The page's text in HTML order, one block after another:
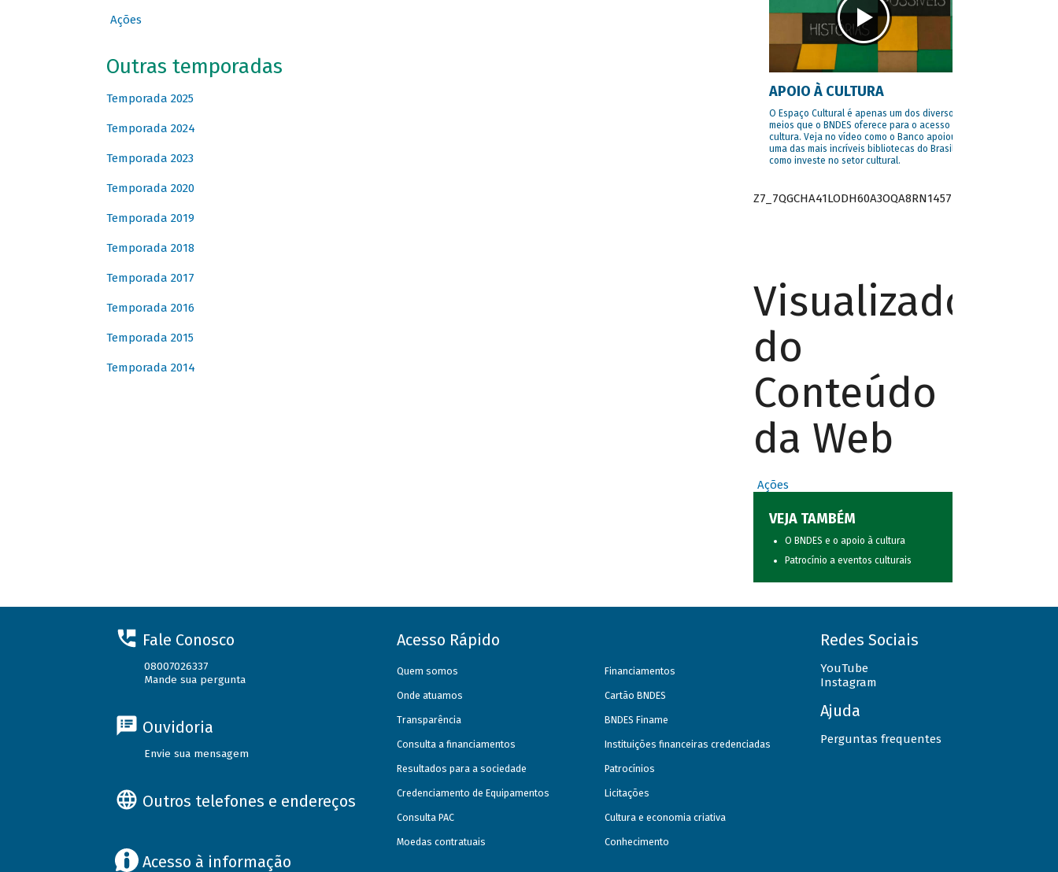
Ações
Outras temporadas
Temporada 2025
Temporada 2024
Temporada 2023
Temporada 2020
Temporada 2019
Temporada 2018
Temporada 2017
Temporada 2016
Temporada 2015
Temporada 2014
APOIO À CULTURA
O Espaço Cultural é apenas um dos diversos
meios que o BNDES oferece para o acesso à
cultura. Veja no vídeo como o Banco apoiou
uma das mais incríveis bibliotecas do Brasil e
como investe no setor cultural.
Z7_7QGCHA41LODH60A3OQA8RN1457
Visualizador
do
Conteúdo
da Web
Ações
VEJA TAMBÉM
O BNDES e o apoio à cultura
Patrocínio a eventos culturais
Fale Conosco
08007026337
Mande sua pergunta
Ouvidoria
Envie sua mensagem
Outros telefones e endereços
Acesso à informação
Acesso Rápido
Quem somos
Onde atuamos
Transparência
Consulta a financiamentos
Resultados para a sociedade
Credenciamento de Equipamentos
Consulta PAC
Moedas contratuais
Financiamentos
Cartão BNDES
BNDES Finame
Instituições financeiras credenciadas
Patrocínios
Licitações
Cultura e economia criativa
Conhecimento
Redes Sociais
YouTube
Instagram
Ajuda
Perguntas frequentes